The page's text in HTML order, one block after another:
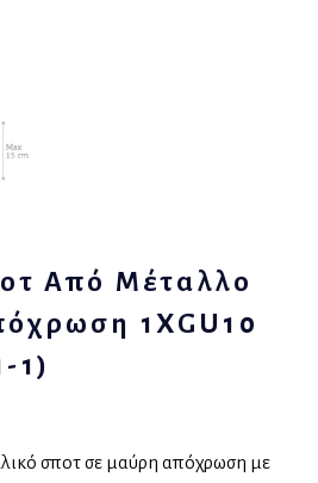
Από Μέταλλο
1XGU10
1)
σποτ σε μαύρη απόχρωση με